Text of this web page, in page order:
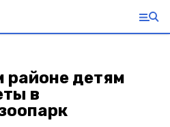
районе детям
в